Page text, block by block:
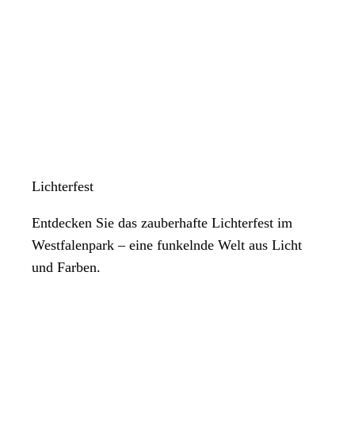
Lichterfest
Entdecken Sie das zauberhafte Lichterfest im
Westfalenpark – eine funkelnde Welt aus Licht
und Farben.